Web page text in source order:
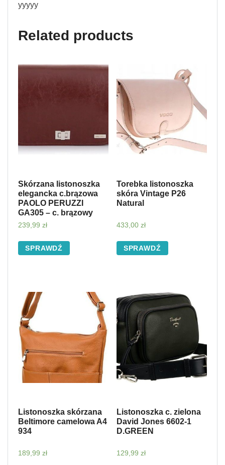
yyyyy
Related products
Skórzana listonoszka
elegancka c.brązowa
PAOLO PERUZZI
GA305 – c. brązowy
239,99 zł
SPRAWDŹ
Torebka listonoszka
skóra Vintage P26
Natural
433,00 zł
SPRAWDŹ
Listonoszka skórzana
Beltimore camelowa A4
934
189,99 zł
Listonoszka c. zielona
David Jones 6602-1
D.GREEN
129,99 zł